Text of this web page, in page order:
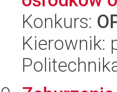
Konkurs:
Kierownik: